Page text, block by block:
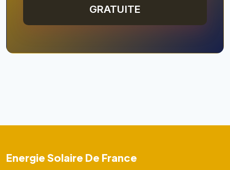
GRATUITE
Energie Solaire De France